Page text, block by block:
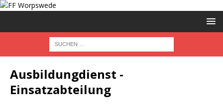
Ausbildungdienst -
Einsatzabteilung